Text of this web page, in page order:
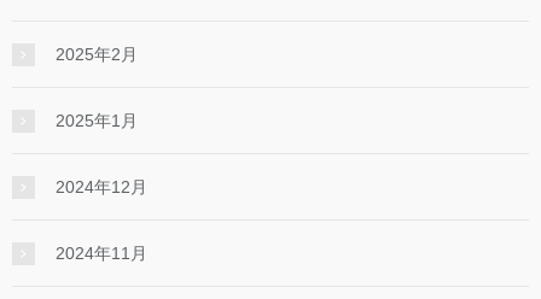
2025年2月
2025年1月
2024年12月
2024年11月